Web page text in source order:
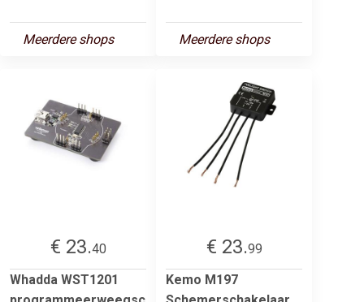
Meerdere shops Meerdere shops
€ 23.40
Whadda WST1201
€ 23.99
Kemo M197